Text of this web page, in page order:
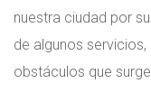
nuestra ciudad por
de algunos
obstáculos que